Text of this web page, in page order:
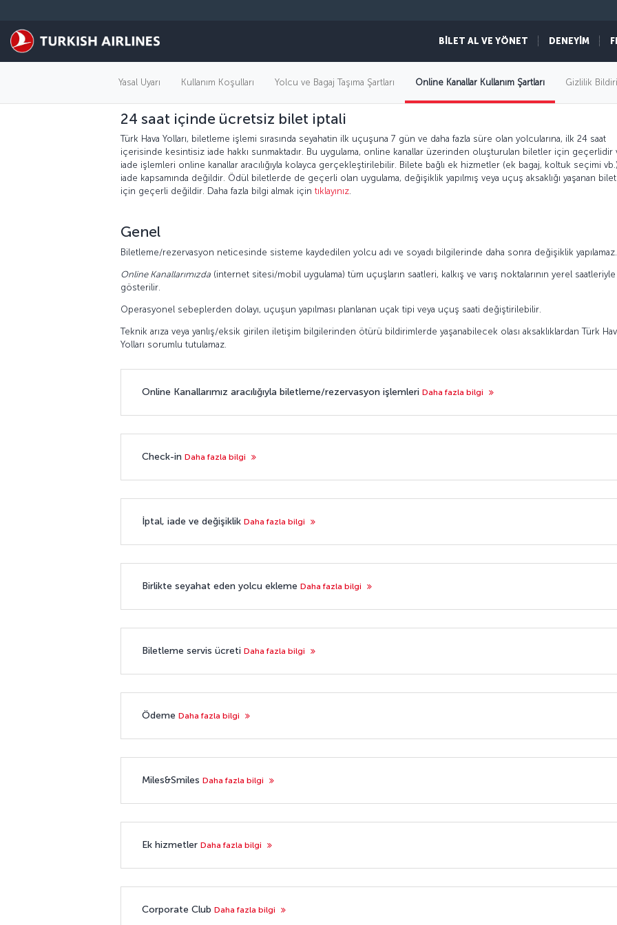
BİLET AL VE YÖNET DENEYİM
Yasal Uyarı Kullanım Koşulları Yolcu ve Bagaj Taşıma Şartları Online Kanallar Kullanım Şartları Gizlilik
Online kanallar kullanım şartları
24 saat içinde ücretsiz bilet iptali
Türk Hava Yolları, biletleme işlemi sırasında seyahatin ilk uçuşuna 7 gün ve daha fazla süre olan yolcularına, ilk 24 saat
içerisinde kesintisiz iade hakkı sunmaktadır. Bu uygulama, online kanallar üzerinden oluşturulan biletler için geçerlidir
iade işlemleri online kanallar aracılığıyla kolayca gerçekleştirilebilir. Bilete bağlı ek hizmetler (ek bagaj, koltuk seçimi
iade kapsamında değildir. Ödül biletlerde de geçerli olan uygulama, değişiklik yapılmış veya uçuş aksaklığı yaşanan
için geçerli değildir. Daha fazla bilgi almak için tıklayınız.
Genel
Biletleme/rezervasyon neticesinde sisteme kaydedilen yolcu adı ve soyadı bilgilerinde daha sonra değişiklik yapılamaz.
Online Kanallarımızda (internet sitesi/mobil uygulama) tüm uçuşların saatleri, kalkış ve varış noktalarının yerel saatleriyle
gösterilir.
Operasyonel sebeplerden dolayı, uçuşun yapılması planlanan uçak tipi veya uçuş saati değiştirilebilir.
Teknik arıza veya yanlış/eksik girilen iletişim bilgilerinden ötürü bildirimlerde yaşanabilecek olası aksaklıklardan Türk
Yolları sorumlu tutulamaz.
Online Kanallarımız aracılığıyla biletleme/rezervasyon işlemleri Daha fazla bilgi
Check-in Daha fazla bilgi
İptal, iade ve değişiklik Daha fazla bilgi
Birlikte seyahat eden yolcu ekleme Daha fazla bilgi
Biletleme servis ücreti Daha fazla bilgi
Ödeme Daha fazla bilgi
Miles&Smiles Daha fazla bilgi
Ek hizmetler Daha fazla bilgi
Corporate Club Daha fazla bilgi